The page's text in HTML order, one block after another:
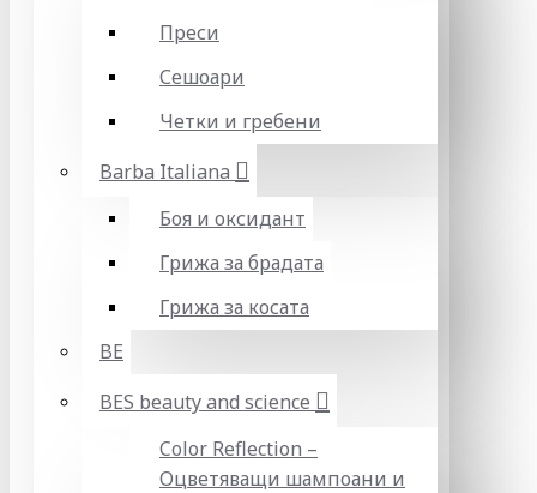
Преси
Сешоари
Четки и гребени
Barba Italiana
Боя и оксидант
Грижа за брадата
Грижа за косата
BE
BES beauty and science
Color Reflection –
Оцветяващи шампоани и